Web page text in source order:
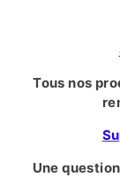
Tous nos
Une